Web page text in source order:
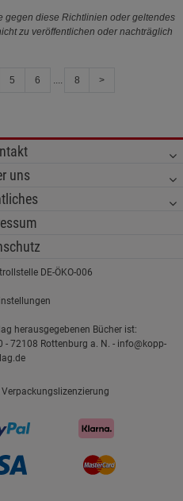
gegen diese Richtlinien oder geltendes
zu veröffentlichen oder nachträglich
5 6 .... 8 >
uns
DE-ÖKO-006
herausgegebenen Bücher ist:
- 72108 Rottenburg a. N. - info@kopp-